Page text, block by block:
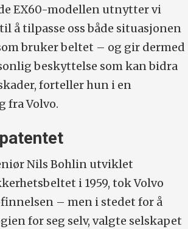
EX60-modellen utnytter vi
å tilpasse oss både situasjonen
bruker beltet – og gir dermed
beskyttelse som kan bidra
forteller hun i en
fra Volvo.
Nils Bohlin utviklet
i 1959, tok Volvo
– men i stedet for å
for seg selv, valgte selskapet